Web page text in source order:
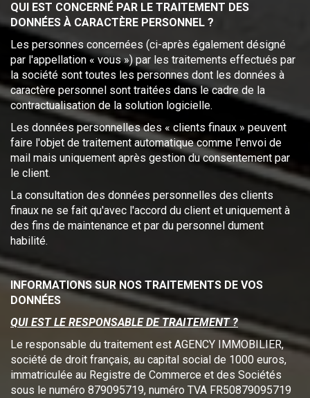
QUI EST CONCERNÉ PAR LE TRAITEMENT DES
DONNÉES À CARACTÈRE PERSONNEL ?
Les personnes concernées (ci-après également désigné
par l'appellation « vous ») par les traitements effectués par
la société sont toutes les personnes dont les données à
caractère personnel sont traitées dans le cadre de la
contractualisation de la solution logicielle.
Les données personnelles des « clients finaux » peuvent
faire l'objet de traitement automatique comme l'envoi de
mail mais uniquement après gestion du consentement par
le client.
La consultation des données personnelles des clients
finaux ne se fait qu'avec l'accord du client et uniquement à
des fins de maintenance et par du personnel dument
habilité.
INFORMATIONS SUR NOS TRAITEMENTS DE VOS
DONNÉES
QUI EST LE RESPONSABLE DE TRAITEMENT ?
Le responsable du traitement est AGENCY IMMOBILIER,
société de droit français, au capital social de 1000 euros,
immatriculée au Registre de Commerce et des Sociétés
sous le numéro 879095719, numéro TVA FR50879095719